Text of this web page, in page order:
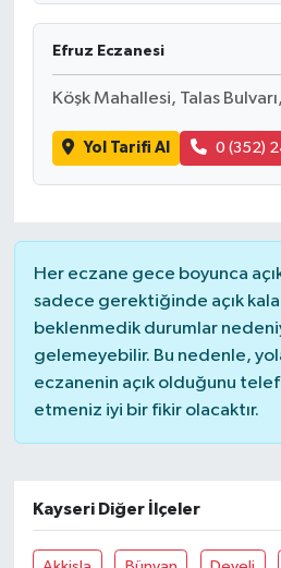
Efruz Eczanesi
Köşk Mahallesi, Talas
Yol Tarifi Al 0 (352)
Her eczane gece boyunca
sadece gerektiğinde açık
beklenmedik durumlar
gelemeyebilir. Bu nedenle,
eczanenin açık olduğunu
etmeniz iyi bir fikir olacaktır.
Kayseri Diğer İlçeler